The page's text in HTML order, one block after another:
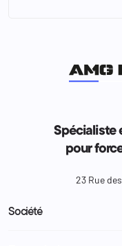
Spécialiste
pour
23 Rue
Société